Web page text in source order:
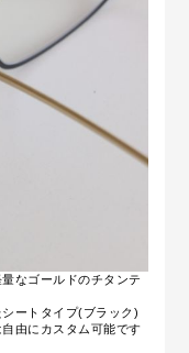
なゴールドのチタンテ
ートタイプ(ブラック)
由にカスタム可能です